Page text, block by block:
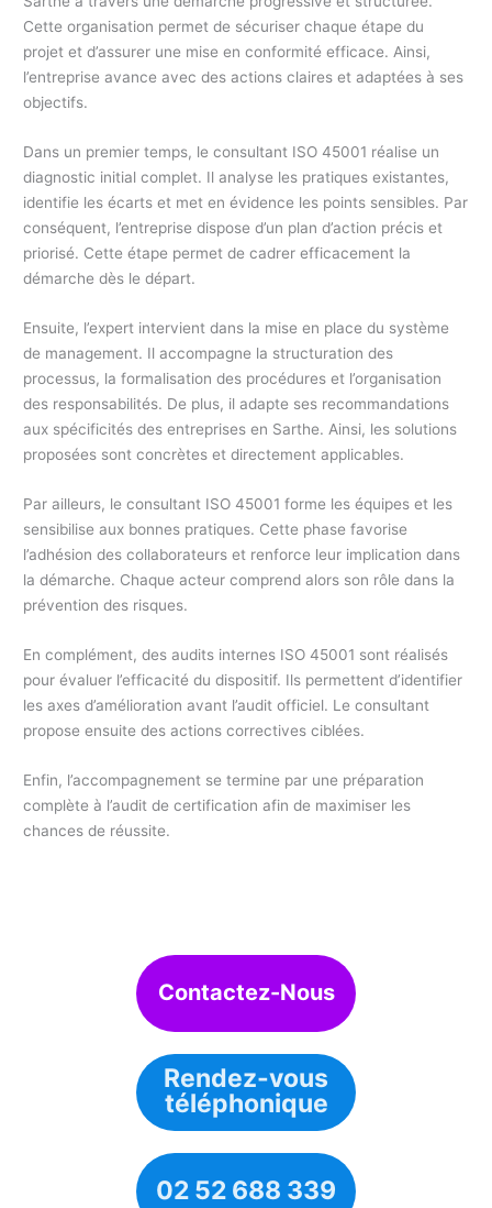
Cette organisation permet de sécuriser chaque étape du
projet et d’assurer une mise en conformité efficace. Ainsi,
l’entreprise avance avec des actions claires et adaptées à ses
objectifs.
Dans un premier temps, le consultant ISO 45001 réalise un
diagnostic initial complet. Il analyse les pratiques existantes,
identifie les écarts et met en évidence les points sensibles. Par
conséquent, l’entreprise dispose d’un plan d’action précis et
priorisé. Cette étape permet de cadrer efficacement la
démarche dès le départ.
Ensuite, l’expert intervient dans la mise en place du système
de management. Il accompagne la structuration des
processus, la formalisation des procédures et l’organisation
des responsabilités. De plus, il adapte ses recommandations
aux spécificités des entreprises en Sarthe. Ainsi, les solutions
proposées sont concrètes et directement applicables.
Par ailleurs, le consultant ISO 45001 forme les équipes et les
sensibilise aux bonnes pratiques. Cette phase favorise
l’adhésion des collaborateurs et renforce leur implication dans
la démarche. Chaque acteur comprend alors son rôle dans la
prévention des risques.
En complément, des audits internes ISO 45001 sont réalisés
pour évaluer l’efficacité du dispositif. Ils permettent d’identifier
les axes d’amélioration avant l’audit officiel. Le consultant
propose ensuite des actions correctives ciblées.
Enfin, l’accompagnement se termine par une préparation
complète à l’audit de certification afin de maximiser les
chances de réussite.
Contactez-Nous
Rendez-vous
téléphonique
02 52 688 339